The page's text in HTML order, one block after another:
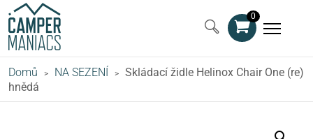
0
Domů > NA SEZENÍ >
Skládací židle Helinox Chair One (re)
hnědá